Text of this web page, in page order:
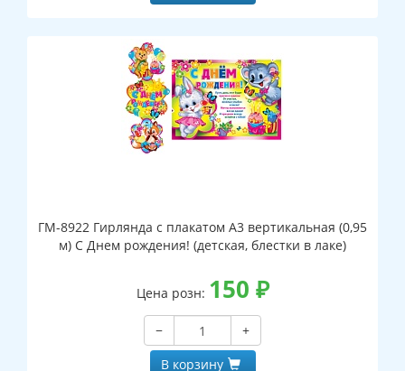
ГМ-8922 Гирлянда с плакатом А3 вертикальная (0,95
м) С Днем рождения! (детская, блестки в лаке)
Цена розн: 150 ₽
−
+
В корзину